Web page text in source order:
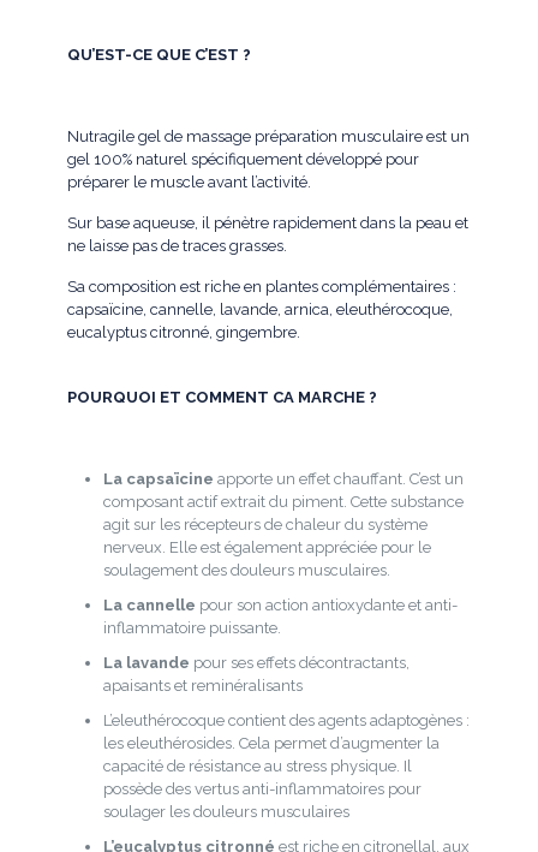
QU’EST-CE QUE C’EST ?
Nutragile gel de massage préparation musculaire est un
gel 100% naturel spécifiquement développé pour
préparer le muscle avant l’activité.
Sur base aqueuse, il pénètre rapidement dans la peau et
ne laisse pas de traces grasses.
Sa composition est riche en plantes complémentaires :
capsaïcine, cannelle, lavande, arnica, eleuthérocoque,
eucalyptus citronné, gingembre.
POURQUOI ET COMMENT CA MARCHE ?
La capsaïcine apporte un effet chauffant. C’est un
composant actif extrait du piment. Cette substance
agit sur les récepteurs de chaleur du système
nerveux. Elle est également appréciée pour le
soulagement des douleurs musculaires.
La cannelle pour son action antioxydante et anti-
inflammatoire puissante.
La lavande pour ses effets décontractants,
apaisants et reminéralisants
L’eleuthérocoque contient des agents adaptogènes :
les eleuthérosides. Cela permet d’augmenter la
capacité de résistance au stress physique. Il
possède des vertus anti-inflammatoires pour
soulager les douleurs musculaires
L’eucalyptus citronné est riche en citronellal, aux